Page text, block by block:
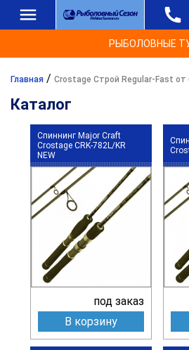
РЫБОЛОВНЫЕ
Главная / Crostage Строй Regular-Fast от
Каталог
Спиннинг Major Craft
Crostage CRK-782L/KR
NEW
под заказ
В корзину